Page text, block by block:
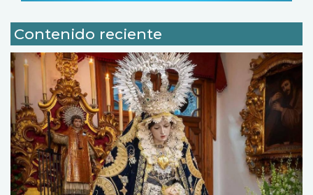
Contenido reciente